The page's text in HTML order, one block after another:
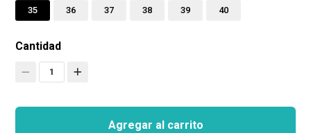
35 36 37 38 39 40
Cantidad
1
Agregar al carrito